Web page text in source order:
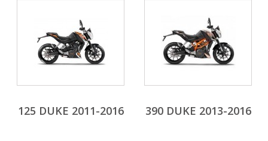
125 DUKE 2011-2016 390 DUKE 2013-2016